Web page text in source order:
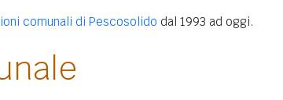
comunali di Pescosolido dal 1993 ad oggi.